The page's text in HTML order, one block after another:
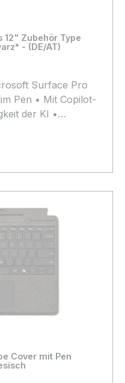
12" Zubehör Type
- (DE/AT)
Surface Pro
Pen • Mit Copilot-
der KI •
Surface Pro 12"
Cover mit Pen